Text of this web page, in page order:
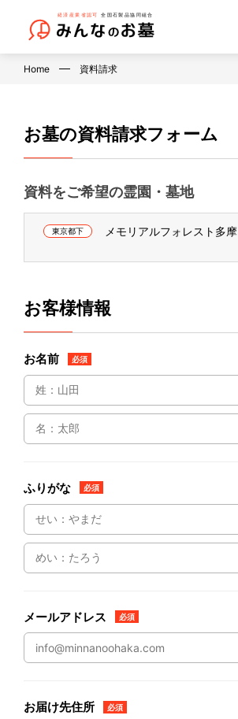
Home 資料請求
お墓の資料請求フォーム
資料をご希望の霊園・墓地
東京都下 メモリアルフォレスト多摩
お客様情報
お名前 必須
ふりがな 必須
メールアドレス 必須
お届け先住所 必須